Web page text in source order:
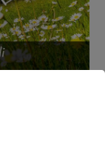
vacances :